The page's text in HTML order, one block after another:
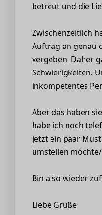
betreut und die
Zwischenzeitlich
Auftrag an genau
vergeben. Daher
Schwierigkeiten.
inkompetentes
Aber das haben
habe ich noch
jetzt ein paar
umstellen
Bin also wieder
Liebe Grüße